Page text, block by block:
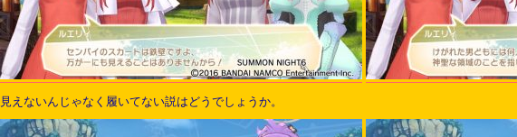
見えないんじゃなく履いてない説はどうでしょうか。